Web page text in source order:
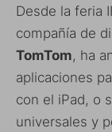
Desde la feria
compañía de
TomTom, ha
aplicaciones
con el iPad, o
universales y